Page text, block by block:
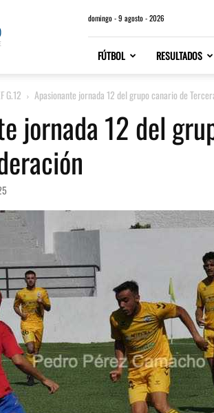
domingo - 9 agosto - 2026
FÚTBOL RESULTADOS
G.12 Apasionante jornada 12 del grupo canario de
jornada 12 del